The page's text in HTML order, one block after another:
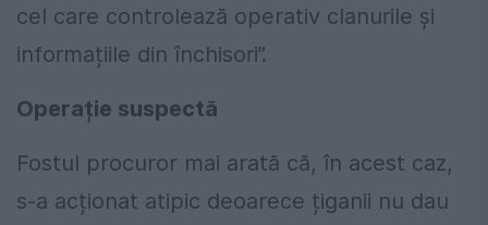
cel care controlează operativ clanurile și
informațiile din închisori”.
Operație suspectă
Fostul procuror mai arată că, în acest caz,
s-a acționat atipic deoarece țiganii nu dau